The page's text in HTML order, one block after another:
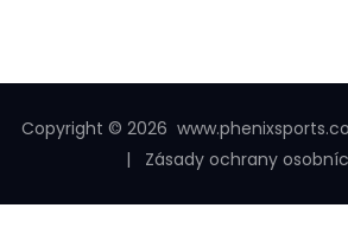
Copyright © 2026
|
Zásady ochrany